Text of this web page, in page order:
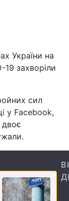
України на
19 захворіли
сил
у Facebook,
двоє